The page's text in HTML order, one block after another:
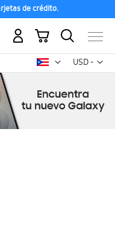
de crédito.
USD -
dólar
Mi carrito